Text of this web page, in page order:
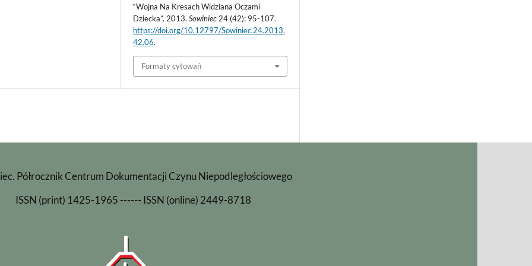
“Wojna Na Kresach Widziana Oczami
Dziecka”. 2013.Sowiniec 24 (42): 95-107.
https://doi.org/10.12797/Sowiniec.24.2013.
42.06.
Formaty cytowań
Półrocznik Centrum Dokumentacji Czynu Niepodległościowego
ISSN (print) 1425-1965 ------ ISSN (online) 2449-8718